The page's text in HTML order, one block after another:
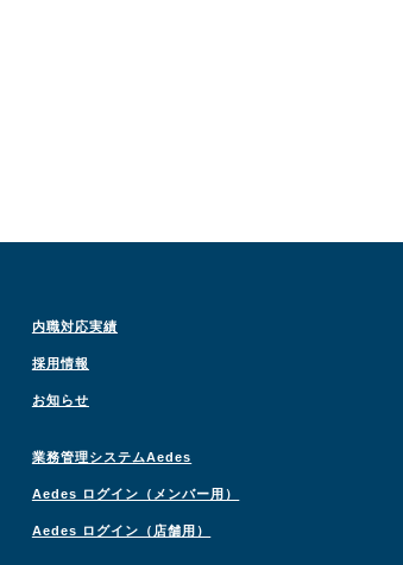
内職対応実績
採用情報
お知らせ
業務管理システムAedes
Aedes ログイン（メンバー用）
Aedes ログイン（店舗用）